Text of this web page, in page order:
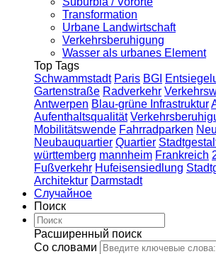
Transformation
Urbane Landwirtschaft
Verkehrsberuhigung
Wasser als urbanes Element
Top Tags
Schwammstadt Paris BGI
Gartenstraße Radverkehr
Antwerpen Blau-grüne Infrastruktur
Aufenthaltsqualität
Mobilitätswende Fahrradparken
Neubauquartier Quartier
württemberg mannheim Frankreich
Fußverkehr Hufeisensiedlung
Architektur Darmstadt
Случайное
Поиск
Расширенный поиск
Со словами